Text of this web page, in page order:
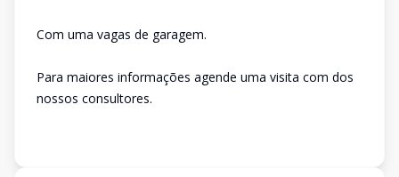
Com uma vagas de garagem.
Para maiores informações agende uma visita com dos
nossos consultores.